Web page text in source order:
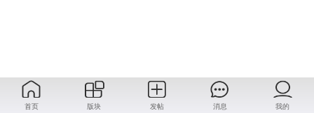
首页 版块 发帖 消息 我的